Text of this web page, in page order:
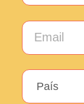
Suscríbete a
enterarte de